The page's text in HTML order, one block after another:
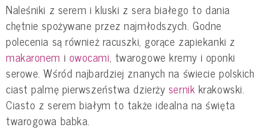
Naleśniki z serem i kluski z sera białego to dania
chętnie spożywane przez najmłodszych. Godne
polecenia są również racuszki, gorące zapiekanki z
makaronem i owocami, twarogowe kremy i oponki
serowe. Wśród najbardziej znanych na świecie polskich
ciast palmę pierwszeństwa dzierży sernik krakowski.
Ciasto z serem białym to także idealna na święta
twarogowa babka.